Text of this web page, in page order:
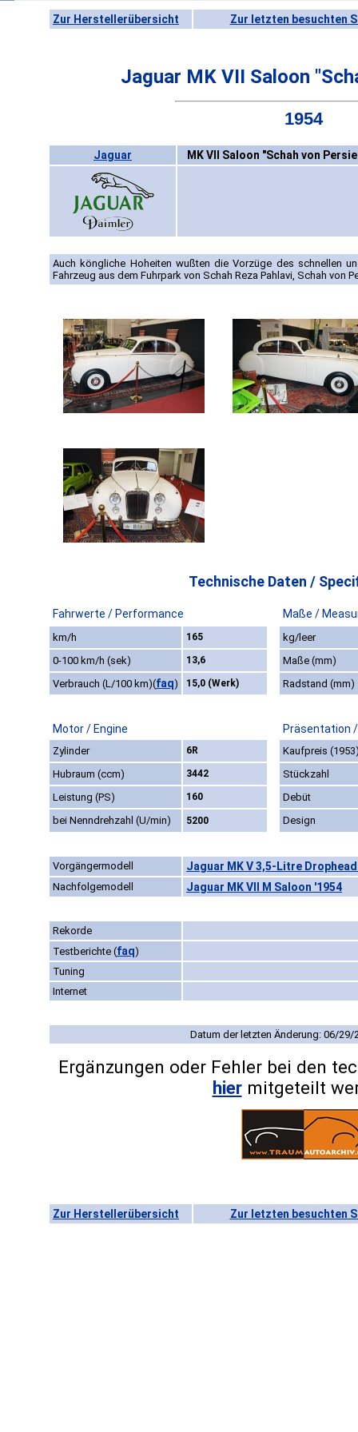
Zur Herstellerübersicht Zur letzten besuchten
Jaguar MK VII Saloon
1954
Jaguar MK VII Saloon "Schah von
Auch köngliche Hoheiten wußten die Vorzüge des schnellen
Fahrzeug aus dem Fuhrpark von Schah Reza Pahlavi, Schah von
Technische Daten /
Fahrwerte / Performance Maße /
km/h 165
kg/leer
0-100 km/h (sek)
13,6
Maße (mm)
Verbrauch (L/100 km)(faq) 15,0 (Werk) Radstand (mm)
Motor / Engine Präsentation
Zylinder 6R
Kaufpreis
Hubraum (ccm)
3442
Stückzahl
Leistung (PS)
160
Debüt
bei Nenndrehzahl (U/min)
5200 Design
Vorgängermodell Jaguar MK V 3,5-Litre
Nachfolgemodell Jaguar MK VII M Saloon '1954
Rekorde
Testberichte (faq)
Tuning
Internet
Datum der letzten Änderung: 06/29/
Ergänzungen oder Fehler bei den
hiermitgeteilt
Zur Herstellerübersicht Zur letzten besuchten